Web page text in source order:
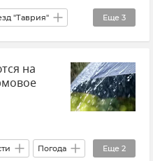
Еще 3
"Таврия"
на
Еще 2
Погода